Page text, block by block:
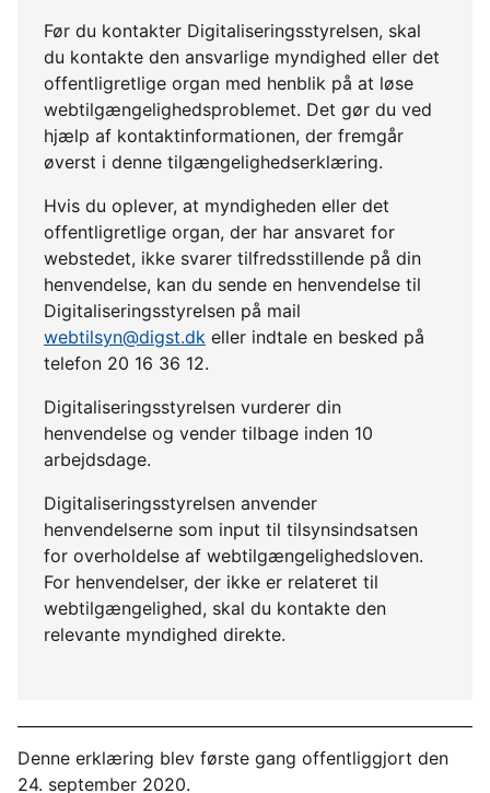
Før du kontakter Digitaliseringsstyrelsen, skal
du kontakte den ansvarlige myndighed eller det
offentligretlige organ med henblik på at løse
webtilgængelighedsproblemet. Det gør du ved
hjælp af kontaktinformationen, der fremgår
øverst i denne tilgængelighedserklæring.
Hvis du oplever, at myndigheden eller det
offentligretlige organ, der har ansvaret for
webstedet, ikke svarer tilfredsstillende på din
henvendelse, kan du sende en henvendelse til
Digitaliseringsstyrelsen på mail
webtilsyn@digst.dk eller indtale en besked på
telefon 20 16 36 12.
Digitaliseringsstyrelsen vurderer din
henvendelse og vender tilbage inden 10
arbejdsdage.
Digitaliseringsstyrelsen anvender
henvendelserne som input til tilsynsindsatsen
for overholdelse af webtilgængelighedsloven.
For henvendelser, der ikke er relateret til
webtilgængelighed, skal du kontakte den
relevante myndighed direkte.
Denne erklæring blev første gang offentliggjort den
24. september 2020.